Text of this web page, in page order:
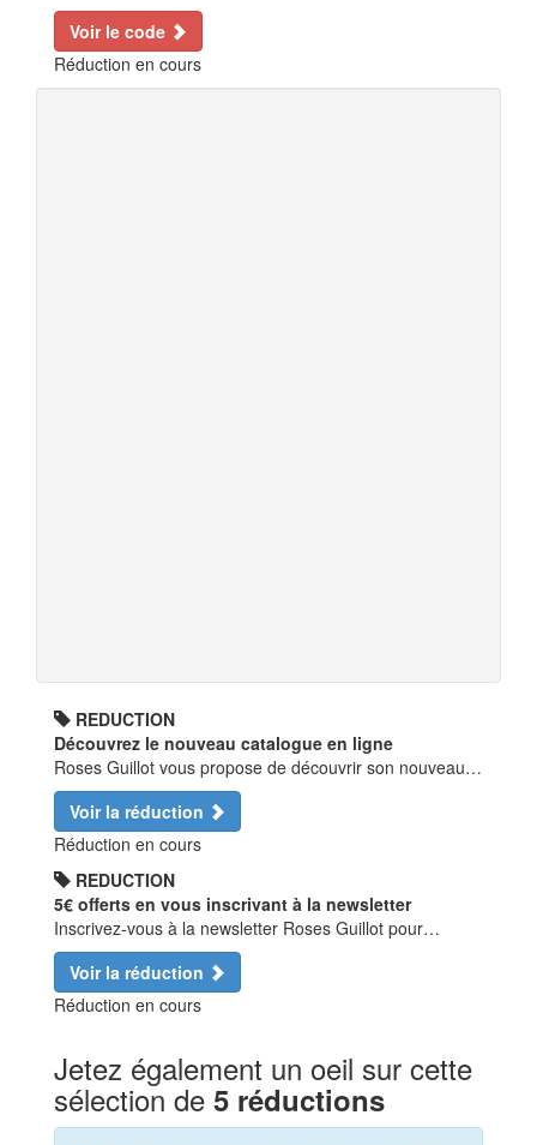
Voir le code
Réduction en cours
REDUCTION
Découvrez le nouveau catalogue en ligne
Roses Guillot vous propose de découvrir son nouveau…
Voir la réduction
Réduction en cours
REDUCTION
5€ offerts en vous inscrivant à la newsletter
Inscrivez-vous à la newsletter Roses Guillot pour…
Voir la réduction
Réduction en cours
Jetez également un oeil sur cette
sélection de 5 réductions